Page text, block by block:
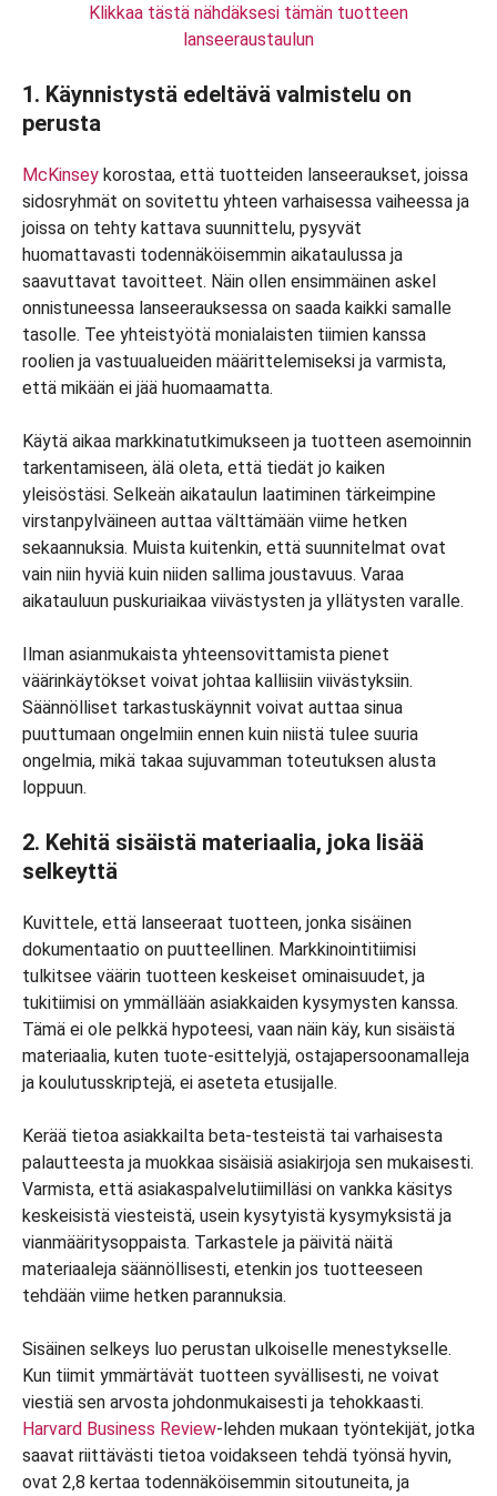
Klikkaa tästä nähdäksesi tämän tuotteen
lanseeraustaulun
1. Käynnistystä edeltävä valmistelu on
perusta
McKinsey korostaa, että tuotteiden lanseeraukset, joissa
sidosryhmät on sovitettu yhteen varhaisessa vaiheessa ja
joissa on tehty kattava suunnittelu, pysyvät
huomattavasti todennäköisemmin aikataulussa ja
saavuttavat tavoitteet. Näin ollen ensimmäinen askel
onnistuneessa lanseerauksessa on saada kaikki samalle
tasolle. Tee yhteistyötä monialaisten tiimien kanssa
roolien ja vastuualueiden määrittelemiseksi ja varmista,
että mikään ei jää huomaamatta.
Käytä aikaa markkinatutkimukseen ja tuotteen asemoinnin
tarkentamiseen, älä oleta, että tiedät jo kaiken
yleisöstäsi. Selkeän aikataulun laatiminen tärkeimpine
virstanpylväineen auttaa välttämään viime hetken
sekaannuksia. Muista kuitenkin, että suunnitelmat ovat
vain niin hyviä kuin niiden sallima joustavuus. Varaa
aikatauluun puskuriaikaa viivästysten ja yllätysten varalle.
Ilman asianmukaista yhteensovittamista pienet
väärinkäytökset voivat johtaa kalliisiin viivästyksiin.
Säännölliset tarkastuskäynnit voivat auttaa sinua
puuttumaan ongelmiin ennen kuin niistä tulee suuria
ongelmia, mikä takaa sujuvamman toteutuksen alusta
loppuun.
2. Kehitä sisäistä materiaalia, joka lisää
selkeyttä
Kuvittele, että lanseeraat tuotteen, jonka sisäinen
dokumentaatio on puutteellinen. Markkinointitiimisi
tulkitsee väärin tuotteen keskeiset ominaisuudet, ja
tukitiimisi on ymmällään asiakkaiden kysymysten kanssa.
Tämä ei ole pelkkä hypoteesi, vaan näin käy, kun sisäistä
materiaalia, kuten tuote-esittelyjä, ostajapersoonamalleja
ja koulutusskriptejä, ei aseteta etusijalle.
Kerää tietoa asiakkailta beta-testeistä tai varhaisesta
palautteesta ja muokkaa sisäisiä asiakirjoja sen mukaisesti.
Varmista, että asiakaspalvelutiimilläsi on vankka käsitys
keskeisistä viesteistä, usein kysytyistä kysymyksistä ja
vianmääritysoppaista. Tarkastele ja päivitä näitä
materiaaleja säännöllisesti, etenkin jos tuotteeseen
tehdään viime hetken parannuksia.
Sisäinen selkeys luo perustan ulkoiselle menestykselle.
Kun tiimit ymmärtävät tuotteen syvällisesti, ne voivat
viestiä sen arvosta johdonmukaisesti ja tehokkaasti.
Harvard Business Review-lehden mukaan työntekijät, jotka
saavat riittävästi tietoa voidakseen tehdä työnsä hyvin,
ovat 2,8 kertaa todennäköisemmin sitoutuneita, ja